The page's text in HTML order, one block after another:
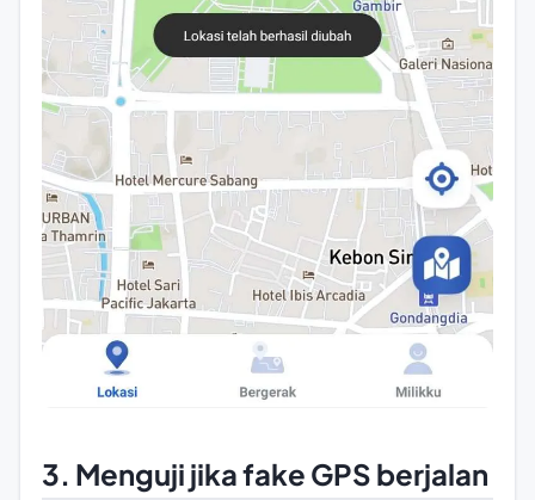
3. Menguji jika fake GPS berjalan